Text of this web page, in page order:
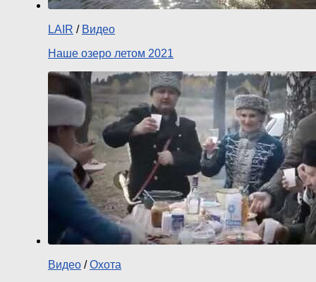
LAIR / Видео
Наше озеро летом 2021
Видео /Охота